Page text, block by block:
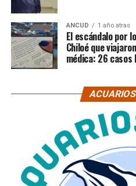
ANCUD 1 año atras
El escándalo por
Chiloé que
médica: 26 casos